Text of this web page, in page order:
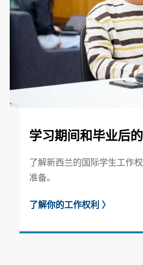
学习期间和毕业后
了解新西兰的国际学生工作
准备。
了解你的工作权利 〉